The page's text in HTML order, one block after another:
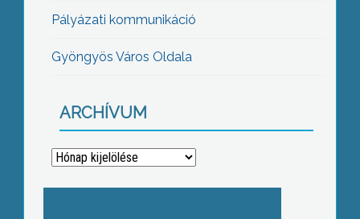
Pályázati kommunikáció
Gyöngyös Város Oldala
ARCHÍVUM
Archívum